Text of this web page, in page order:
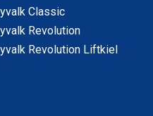
Classic
Revolution
Revolution Liftkiel